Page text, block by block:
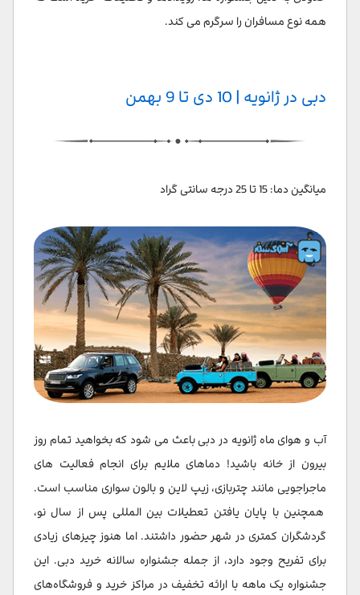
همه نوع مسافران را سرگرم می کند.
دبی در ژانویه | 10 دی تا 9 بهمن
میانگین دما: 15 تا 25 درجه سانتی گراد
آب و هوای ماه ژانویه در دبی باعث می شود که بخواهید تمام روز
بیرون از خانه باشید! دماهای ملایم برای انجام فعالیت های
ماجراجویی مانند چتربازی، زیپ لاین و بالون سواری مناسب است.
همچنین با پایان یافتن تعطیلات بین المللی پس از سال نو،
گردشگران کمتری در شهر حضور داشتند. اما هنوز چیزهای زیادی
برای تفریح وجود دارد، از جمله جشنواره سالانه خرید دبی. این
جشنواره یک ماهه با ارائه تخفیف در مراکز خرید و فروشگاه‌های